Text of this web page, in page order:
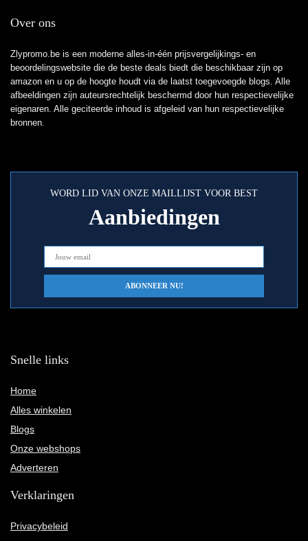
Over ons
Zlypromo.be is een moderne alles-in-één prijsvergelijkings- en
beoordelingswebsite die de beste deals biedt die beschikbaar zijn op
amazon en u op de hoogte houdt via de laatst toegevoegde blogs. Alle
afbeeldingen zijn auteursrechtelijk beschermd door hun respectievelijke
eigenaren. Alle geciteerde inhoud is afgeleid van hun respectievelijke
bronnen.
WORD LID VAN ONZE MAILLIJST VOOR BEST
Aanbiedingen
Snelle links
Home
Alles winkelen
Blogs
Onze webshops
Adverteren
Verklaringen
Privacybeleid